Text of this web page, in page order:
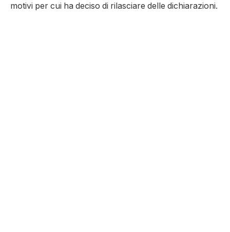
motivi per cui ha deciso di rilasciare delle dichiarazioni.